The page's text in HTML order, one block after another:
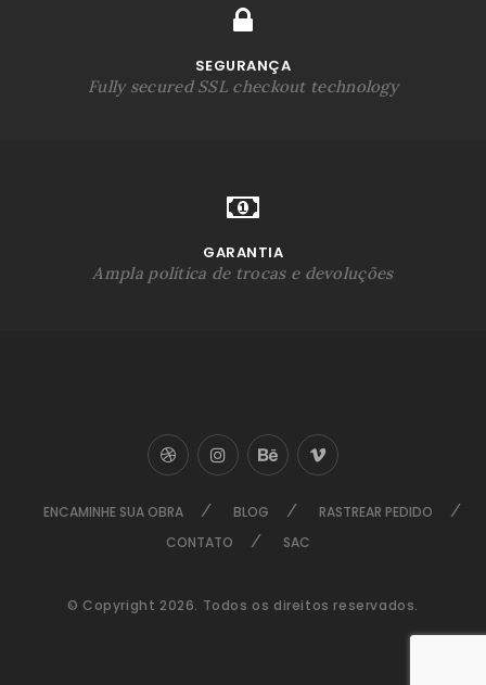
SEGURANÇA
Fully secured SSL checkout technology
GARANTIA
Ampla política de trocas e devoluções
ENCAMINHE SUA OBRA BLOG
RASTREAR PEDIDO
CONTATO
SAC
© Copyright 2026. Todos os direitos reservados.